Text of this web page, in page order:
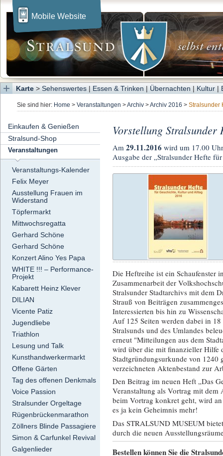
Mobile Website
Karte > Sehenswertes | Essen & Trinken | Übernachten | Kultur |
Sie sind hier: Home > Veranstaltungen >Archiv >Archiv 2016 > Stralsunder
Einkaufen & Genießen
Stralsund-Shop
Veranstaltungen
Veranstaltungs-Kalender
Felix Meyer
Ausstellung Frauen im
Widerstand
Töpfermarkt
Mittwochsregatta
Gerhard Schöne
Gerhard Schöne
Konzert Alino Yes Papa
WHITE !!! – Performance-
Projekt
Kabarett Heinz Klever
DILIAN
Vicente Patiz
Jugendliebe
Triathlon
Lesung und Talk
Kunsthandwerkermarkt
Offene Gärten
Tag des offenen Denkmals
Voice Passion
Stralsunder Orgeltage
Rügenbrückenmarathon
Zöllners Blinde Passagiere
Simon & Carfunkel Revival
Galgenlieder
Vorstellung Stralsunder
Am 29.11.2016 wird um 17.00
Ausgabe der „Stralsunder Hefte
Die Heftreihe ist ein Schaufenster
Zusammenarbeit der
Stralsunder Stadtarchivs mit dem
Strauß von Beiträgen
Interessierten bis hin zu
Auf 125 Seiten werden dabei in
Stralsunds und des Umlandes
erneut "Mitteilungen aus dem
wird über die mit finanzieller Hilfe
Stadtgründungsurkunde von 1240
verzeichneten Aktenbestand zur
Den Beitrag im neuen Heft „Das
Veranstaltung als Vortrag mit
beim Vortrag konkret geht, wird
es ja kein Geheimnis mehr!
Das STRALSUND MUSEUM
durch die neuen
Bestellen können Sie die